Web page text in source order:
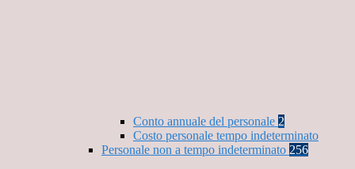
Conto annuale del personale 2
Costo personale tempo indeterminato
Personale non a tempo indeterminato 256